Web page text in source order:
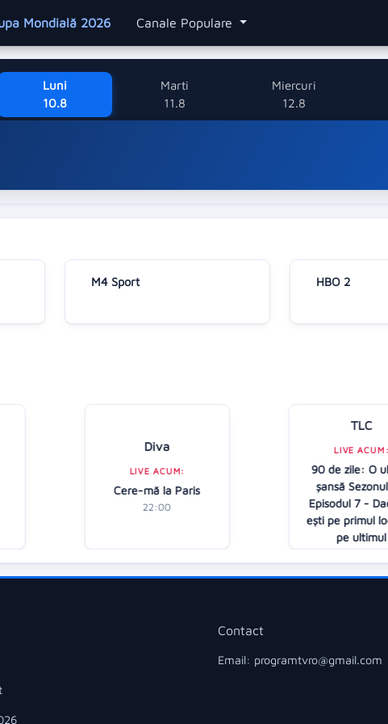
Mondială 2026 Canale Populare
Luni
10.8
Marti
11.8
Miercuri
12.8
M4 Sport HBO 2
Diva
LIVE ACUM:
Cere-mă la Paris
22:00
TLC
LIVE ACUM:
90 de zile: O
șansă
Episodul 7 -
ești pe primul
pe ultimul
22:00
Contact
Email: programtvro@gmail.com